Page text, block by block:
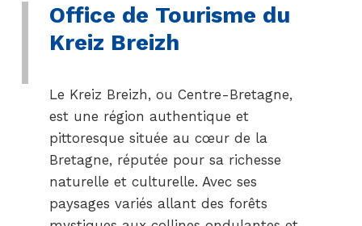
Office de Tourisme du
Kreiz Breizh
Le Kreiz Breizh, ou Centre-Bretagne,
est une région authentique et
pittoresque située au cœur de la
Bretagne, réputée pour sa richesse
naturelle et culturelle. Avec ses
paysages variés allant des forêts